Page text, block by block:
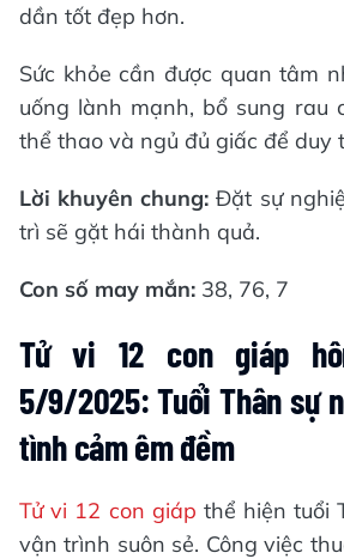
dần tốt đẹp hơn.
Sức khỏe cần được quan tâm
uống lành mạnh, bổ sung rau
thể thao và ngủ đủ giấc để duy
Lời khuyên chung: Đặt sự
trì sẽ gặt hái thành quả.
Con số may mắn: 38, 76, 7
Tử vi 12 con giáp
5/9/2025: Tuổi Thân sự
tình cảm êm đềm
Tử vi 12 con giáp thể hiện tuổi
vận trình suôn sẻ. Công việc